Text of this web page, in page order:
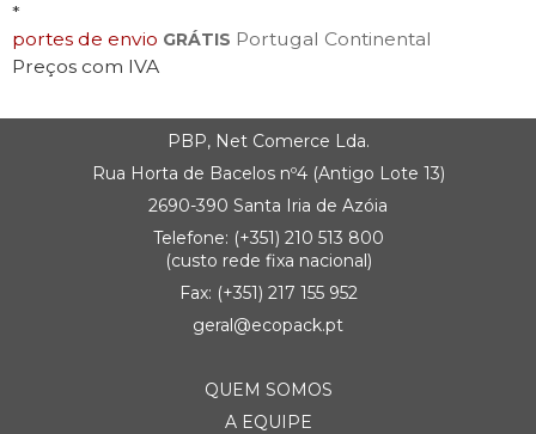
*
portes de envio GRÁTIS Portugal Continental
Preços com IVA
PBP, Net Comerce Lda.
Rua Horta de Bacelos nº4 (Antigo Lote 13)
2690-390 Santa Iria de Azóia
Telefone: (+351) 210 513 800
(custo rede fixa nacional)
Fax: (+351) 217 155 952
geral@ecopack.pt
QUEM SOMOS
A EQUIPE